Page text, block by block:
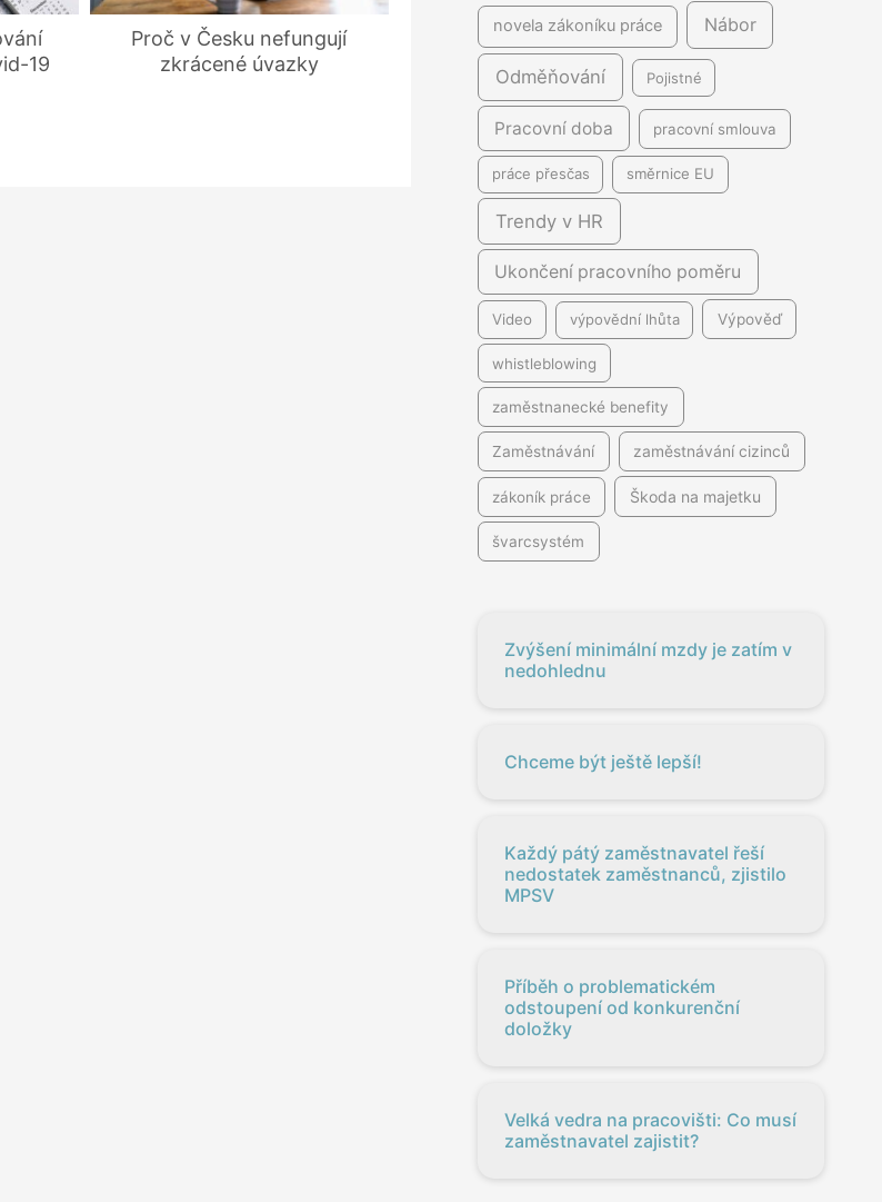
19
Proč v Česku nefungují
zkrácené úvazky
novela zákoníku práce Nábor
Odměňování Pojistné
Pracovní doba pracovní smlouva
práce přesčas směrnice EU
Trendy v HR
Ukončení pracovního poměru
Video výpovědní lhůta Výpověď
whistleblowing
zaměstnanecké benefity
Zaměstnávání zaměstnávání cizinců
zákoník práce Škoda na majetku
švarcsystém
Zvýšení minimální mzdy je zatím v
nedohlednu
Chceme být ještě lepší!
Každý pátý zaměstnavatel řeší
nedostatek zaměstnanců, zjistilo
MPSV
Příběh o problematickém
odstoupení od konkurenční
doložky
Velká vedra na pracovišti: Co musí
zaměstnavatel zajistit?